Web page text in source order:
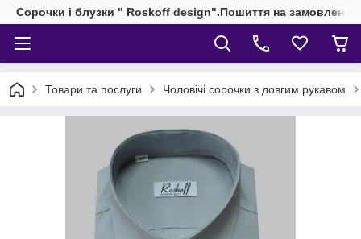
Сорочки і блузки " Roskoff design".Пошиття на замовлення
Товари та послуги Чоловічі сорочки з довгим рукавом